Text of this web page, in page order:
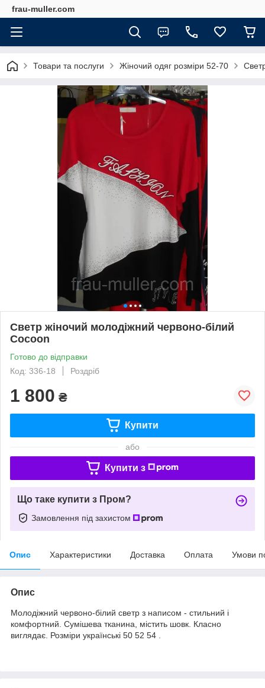
frau-muller.com
Товари та послуги Жіночий одяг розміри 52-70
Светр жіночий молодіжний червоно-білий
Cocoon
Готово до відправки
Код: 336-18
Роздріб
1 800 ₴
Купити
або
Купити з
Що таке купити з Пром?
Замовлення під захистом
Опис Характеристики Доставка Оплата Умови
Опис
Молодіжний червоно-білий светр з написом - стильний і
комфортний. Сумішева тканина, містить шовк. Класно
виглядає. Розміри українські 50 52 54 .